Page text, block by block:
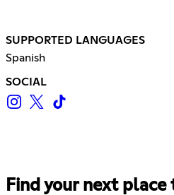
SUPPORTED LANGUAGES
Spanish
SOCIAL
Find your next